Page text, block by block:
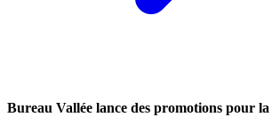
Bureau Vallée lance des promotions pour